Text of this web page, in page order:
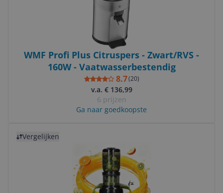
WMF Profi Plus Citruspers - Zwart/RVS -
160W - Vaatwasserbestendig
8.7(20)
v.a. € 136,99
6 prijzen
Ga naar goedkoopste
Vergelijken